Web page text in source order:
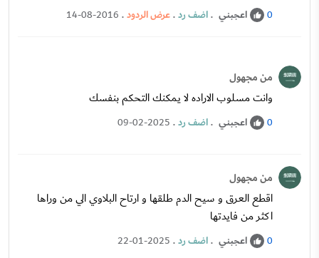
0 اعجبني .اضف رد.عرض الردود.
14-08-2016
من مجهول
وانت مسلوب الاراده لا يمكنك التحكم بنفسك
0 اعجبني .اضف رد.
09-02-2025
من مجهول
اقطع العرق و سيح الدم طلقها و ارتاح البلاوي الي من وراها
اكثر من فايدتها
0 اعجبني .اضف رد.
22-01-2025